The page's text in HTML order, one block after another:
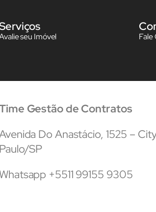
seu Imóvel Fale
Gestão de Contratos
Do Anastácio, 1525 –
Paulo/SP
Whatsapp +5511 99155 9305